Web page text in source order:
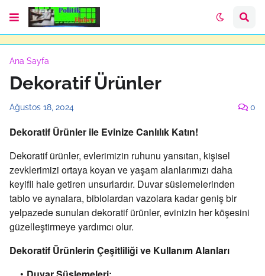
Ana Sayfa
Dekoratif Ürünler
Ağustos 18, 2024 0
Dekoratif Ürünler ile Evinize Canlılık Katın!
Dekoratif ürünler, evlerimizin ruhunu yansıtan, kişisel
zevklerimizi ortaya koyan ve yaşam alanlarımızı daha
keyifli hale getiren unsurlardır. Duvar süslemelerinden
tablo ve aynalara, biblolardan vazolara kadar geniş bir
yelpazede sunulan dekoratif ürünler, evinizin her köşesini
güzelleştirmeye yardımcı olur.
Dekoratif Ürünlerin Çeşitliliği ve Kullanım Alanları